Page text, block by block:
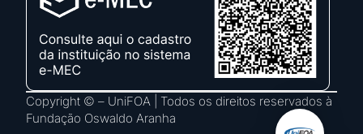
Copyright © – UniFOA | Todos os direitos reservados à
Fundação Oswaldo Aranha